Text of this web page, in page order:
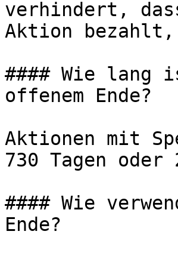
verhindert,
Aktion
#### Wie
offenem Ende?
Aktionen mit
730 Tagen
#### Wie
Ende?